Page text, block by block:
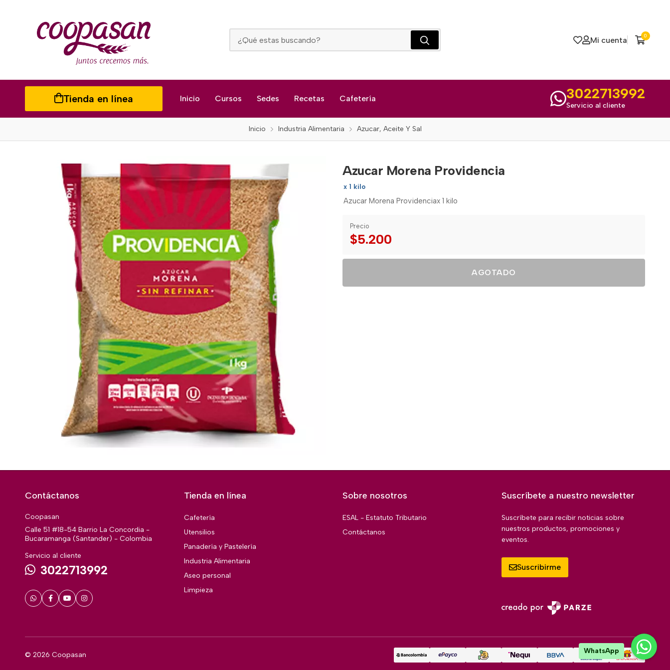
Mi cuenta 0
Tienda en línea Inicio Cursos Sedes Recetas Cafetería 3022713992
Servicio al cliente
Inicio Industria Alimentaria Azucar, Aceite Y Sal
Azucar Morena Providencia
x 1 kilo
Azucar Morena Providenciax 1 kilo
Precio
$5.200
AGOTADO
Contáctanos
Coopasan
Calle 51 #18-54 Barrio La Concordia -
Bucaramanga (Santander) - Colombia
Servicio al cliente
3022713992
Tienda en línea
Cafetería
Utensilios
Panadería y Pastelería
Industria Alimentaria
Aseo personal
Limpieza
Sobre nosotros
ESAL - Estatuto Tributario
Contáctanos
Suscríbete a nuestro newsletter
Suscríbete para recibir noticias sobre
nuestros productos, promociones y
eventos.
Suscribirme
© 2026 Coopasan WhatsApp